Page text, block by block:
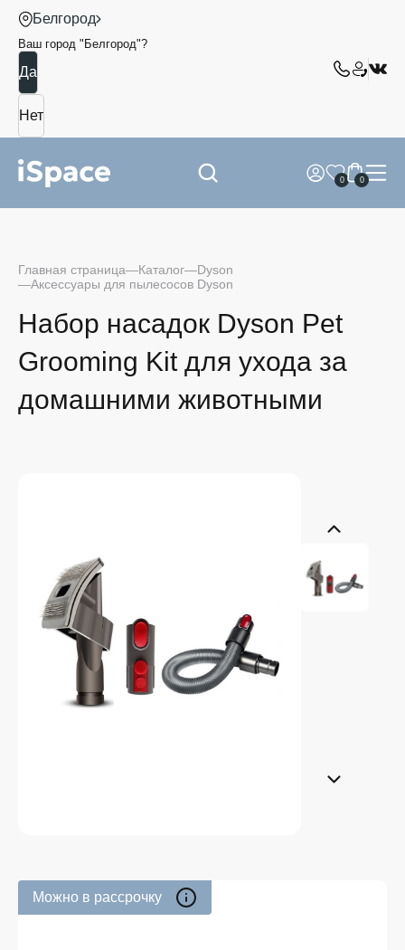
Белгород
Ваш город " Белгород"?
0 0
Главная страница Каталог
Dyson
Аксессуары для пылесосов Dyson
Набор насадок Dyson Pet
Grooming Kit для ухода за
домашними животными
Можно в рассрочку